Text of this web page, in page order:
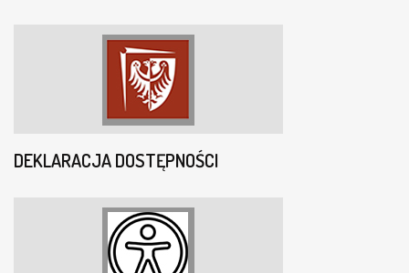
DEKLARACJA DOSTĘPNOŚCI